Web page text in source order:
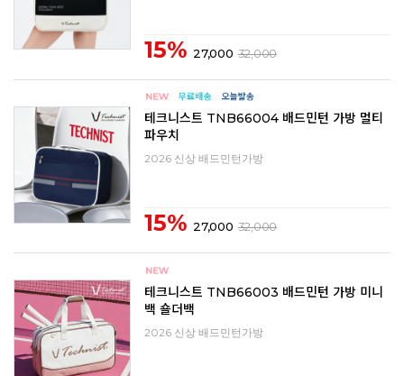
15% 27,000 32,000
테크니스트 TNB66004 배드민턴 가방 멀티
파우치
2026 신상 배드민턴가방
15% 27,000 32,000
테크니스트 TNB66003 배드민턴 가방 미니
백 숄더백
2026 신상 배드민턴가방